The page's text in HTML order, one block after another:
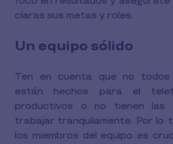
claras sus metas y roles.
Un equipo sólido
Ten en cuenta que no todos
están hechos para el
productivos o no tienen las
trabajar tranquilamente. Por lo
los miembros del equipo es